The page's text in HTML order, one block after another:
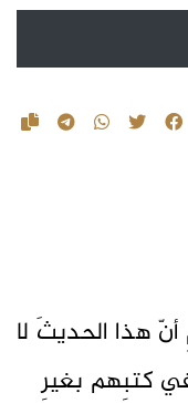
أنّ هذا الحديثَ لا
كتبِهم بغيرِ